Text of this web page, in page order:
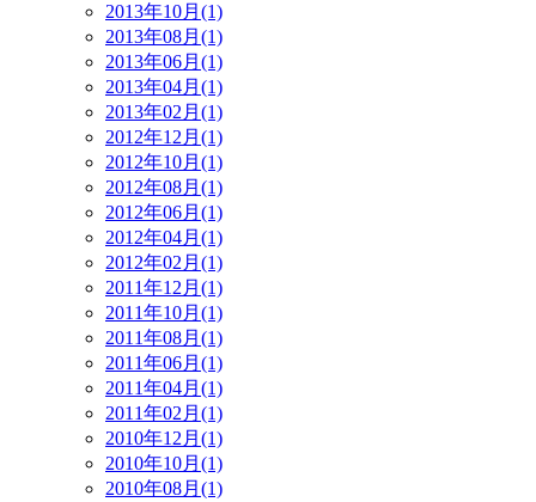
2013年10月(1)
2013年08月(1)
2013年06月(1)
2013年04月(1)
2013年02月(1)
2012年12月(1)
2012年10月(1)
2012年08月(1)
2012年06月(1)
2012年04月(1)
2012年02月(1)
2011年12月(1)
2011年10月(1)
2011年08月(1)
2011年06月(1)
2011年04月(1)
2011年02月(1)
2010年12月(1)
2010年10月(1)
2010年08月(1)